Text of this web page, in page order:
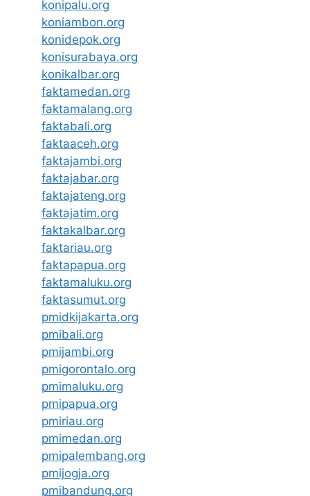
konipalu.org
koniambon.org
konidepok.org
konisurabaya.org
konikalbar.org
faktamedan.org
faktamalang.org
faktabali.org
faktaaceh.org
faktajambi.org
faktajabar.org
faktajateng.org
faktajatim.org
faktakalbar.org
faktariau.org
faktapapua.org
faktamaluku.org
faktasumut.org
pmidkijakarta.org
pmibali.org
pmijambi.org
pmigorontalo.org
pmimaluku.org
pmipapua.org
pmiriau.org
pmimedan.org
pmipalembang.org
pmijogja.org
pmibandung.org